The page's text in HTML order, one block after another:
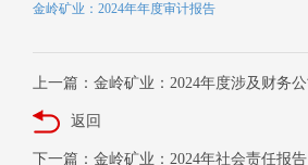
金岭矿业：2024年年度审计报告
返回
下一篇：金岭矿业：2024年社会责任报告